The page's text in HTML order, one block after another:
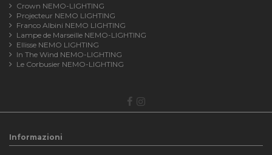
Crown NEMO-LIGHTING
Projecteur NEMO LIGHTING
Franco Albini NEMO LIGHTING
Lampe de Marseille NEMO-LIGHTING
Ellisse NEMO LIGHTING
In The Wind NEMO-LIGHTING
Le Corbusier NEMO-LIGHTING
Informazioni